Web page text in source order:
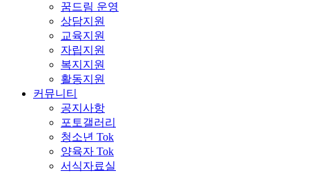
꿈드림 운영
상담지원
교육지원
자립지원
복지지원
활동지원
커뮤니티
공지사항
포토갤러리
청소년 Tok
양육자 Tok
서식자료실